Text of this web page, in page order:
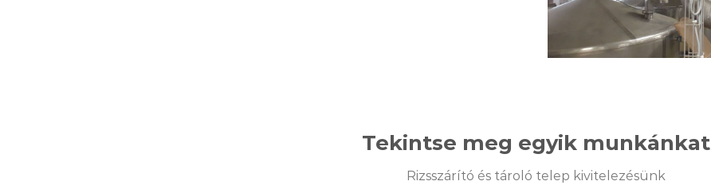
Tekintse meg egyik munkánkat
Rizsszárító és tároló telep kivitelezésünk